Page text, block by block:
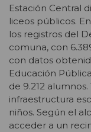
Estación Central
liceos públicos.
los registros del
comuna, con
con datos
Educación
de 9.212
infraestructura
niños. Según el
acceder a un